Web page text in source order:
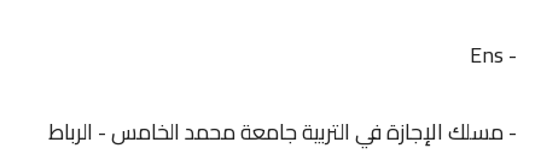
- Ens
- مسلك الإجازة في التربية جامعة محمد الخامس - الرباط